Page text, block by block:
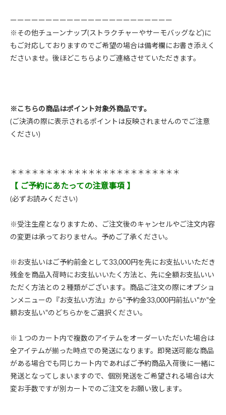
ーーーーーーーーーーーーーーーーーーーーーーー
※その他チューンナップ(ストラクチャーやサーモバッグなど)に
もご対応しておりますのでご希望の場合は備考欄にお書き添えく
ださいませ。後ほどこちらよりご連絡させていただきます。
※こちらの商品はポイント対象外商品です。
(ご決済の際に表示されるポイントは反映されませんのでご注意
ください)
＊＊＊＊＊＊＊＊＊＊＊＊＊＊＊＊＊＊＊＊＊＊＊＊
【 ご予約にあたっての注意事項 】
(必ずお読みください)
※受注生産となりますため、ご注文後のキャンセルやご注文内容
の変更は承っておりません。予めご了承ください。
※お支払いはご予約前金として33,000円を先にお支払いいただき
残金を商品入荷時にお支払いいたく方法と、先に全額お支払いい
ただく方法との２種類がございます。商品ご注文の際にオプショ
ンメニューの『お支払い方法』から"予約金33,000円前払い"か"全
額お支払い"のどちらかをご選択ください。
※１つのカート内で複数のアイテムをオーダーいただいた場合は
全アイテムが揃った時点での発送になります。即発送可能な商品
がある場合でも同じカート内であればご予約商品入荷後に一緒に
発送となってしまいますので、個別発送をご希望される場合は大
変お手数ですが別カートでのご注文をお願い致します。